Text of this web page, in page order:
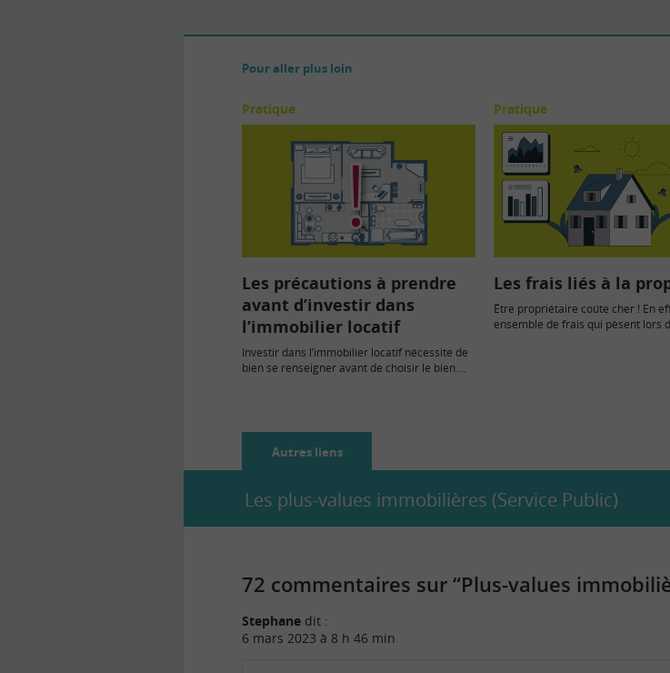
Pour aller plus loin
Pratique
Les précautions à prendre
avant d’investir dans
l’immobilier locatif
Investir dans l’immobilier locatif nécessite de
bien se renseigner avant de choisir le bien.
Pratique
Les frais liés à la
Être propriétaire coûte cher ! En
ensemble de frais qui pèsent lors
Autres liens
Les plus-values immobilières (Service Public)
72 commentaires sur “Plus-values
Stephane dit :
6 mars 2023 à 8 h 46 min